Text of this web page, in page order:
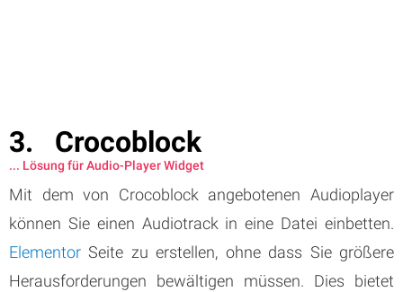
Crocoblock
... Lösung für Audio-Player Widget
Mit dem von Crocoblock angebotenen Audioplayer
können Sie einen Audiotrack in eine Datei einbetten.
Elementor Seite zu erstellen, ohne dass Sie größere
Herausforderungen bewältigen müssen. Dies bietet